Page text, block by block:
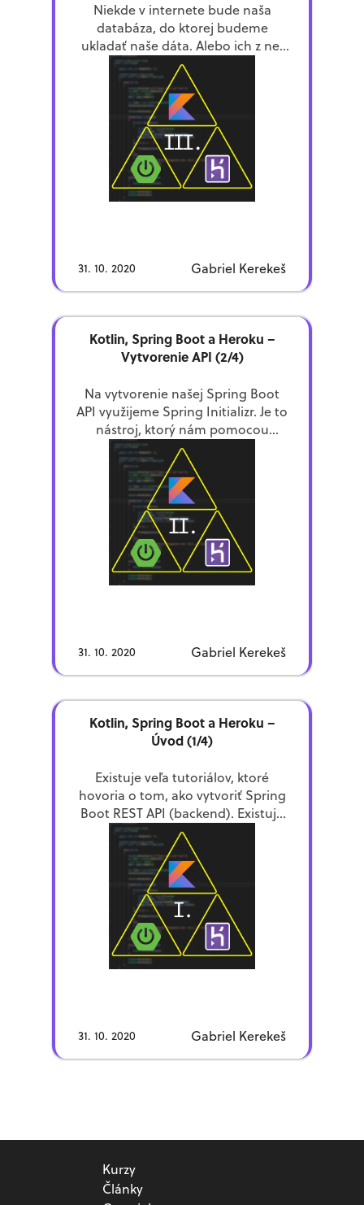
Niekde v internete bude naša
databáza, do ktorej budeme
ukladať naše dáta. Alebo ich z nej
aj načítavať. Databáza má tabuľky.
Kedysi sa ešte reálne písali SQL
dotazy na získanie […]
31. 10. 2020 Gabriel Kerekeš
Kotlin, Spring Boot a Heroku –
Vytvorenie API (2/4)
Na vytvorenie našej Spring Boot
API využijeme Spring Initializr. Je to
nástroj, ktorý nám pomocou
jednoduchého UI dovolí
nasetupovať náš nový projekt a
vypľuje nám zip-ko, ktoré
rozbalíme a máme […]
31. 10. 2020 Gabriel Kerekeš
Kotlin, Spring Boot a Heroku –
Úvod (1/4)
Existuje veľa tutoriálov, ktoré
hovoria o tom, ako vytvoriť Spring
Boot REST API (backend). Existuje
aj veľa tutoriálov, ktoré hovoria,
ako takúto API dostaneme “do
sveta”. Ja som sa rozhodol, […]
31. 10. 2020 Gabriel Kerekeš
Kurzy
Články